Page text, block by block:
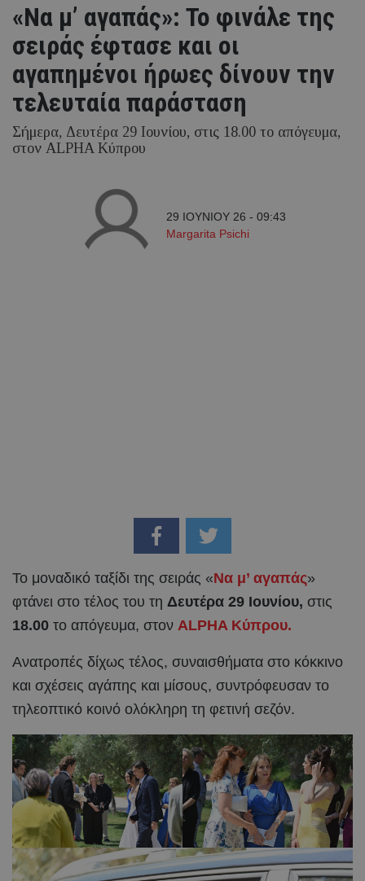
«Να μ’ αγαπάς»: Το φινάλε της
σειράς έφτασε και οι
αγαπημένοι ήρωες δίνουν την
τελευταία παράσταση
Σήμερα, Δευτέρα 29 Ιουνίου, στις 18.00 το απόγευμα,
στον ALPHA Κύπρου
29 ΙΟΥΝΙΟΥ 26 - 09:43
Margarita Psichi
Το μοναδικό ταξίδι της σειράς «Να μ’ αγαπάς»
φτάνει στο τέλος του τη Δευτέρα 29 Ιουνίου, στις
18.00 το απόγευμα, στον ALPHA Κύπρου.
Ανατροπές δίχως τέλος, συναισθήματα στο κόκκινο
και σχέσεις αγάπης και μίσους, συντρόφευσαν το
τηλεοπτικό κοινό ολόκληρη τη φετινή σεζόν.